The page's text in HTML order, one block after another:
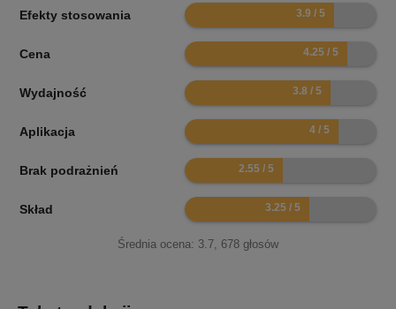
Efekty stosowania 7.8
Cena 8.5
Wydajność 7.6
Aplikacja 8
Brak podrażnień 5.1
Skład 6.5
Średnia ocena: 3.7 678 głosów